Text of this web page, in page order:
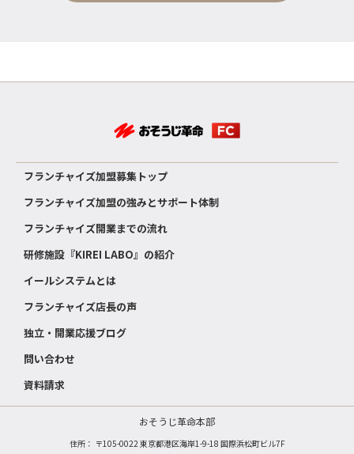
フランチャイズ加盟募集トップ
フランチャイズ加盟の強みとサポート体制
フランチャイズ開業までの流れ
研修施設『KIREI LABO』の紹介
イールシステムとは
フランチャイズ店長の声
独立・開業応援ブログ
問い合わせ
資料請求
おそうじ革命本部
住所： 〒105-0022 東京都港区海岸1-9-18 国際浜松町ビル7F